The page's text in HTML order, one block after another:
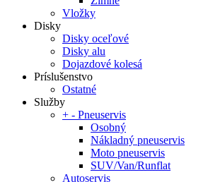
Vložky
Disky
Disky oceľové
Disky alu
Dojazdové kolesá
Príslušenstvo
Ostatné
Služby
+ - Pneuservis
Osobný
Nákladný pneuservis
Moto pneuservis
SUV/Van/Runflat
Autoservis